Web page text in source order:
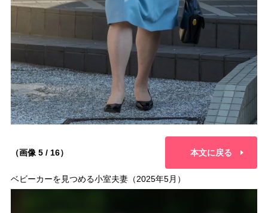
（画像 5 / 16） 本文に戻る
ベビーカーを見つめる小室夫妻（2025年5月）